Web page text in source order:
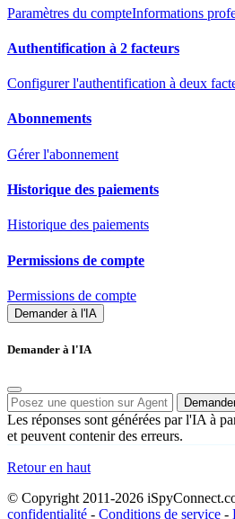
Paramètres du compteInformations
Authentification à 2 facteurs
Configurer l'authentification à deux
Abonnements
Gérer l'abonnement
Historique des paiements
Historique des paiements
Permissions de compte
Permissions de compte
Demander à l'IA
Demander à l'IA
Les réponses sont générées par l'IA à
et peuvent contenir des erreurs.
Retour en haut
© Copyright 2011-2026
confidentialité - Conditions de service -